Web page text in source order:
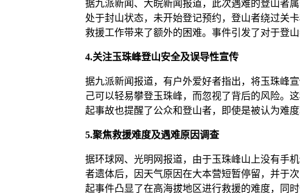
据九派新闻、大皖新闻报道，此次遇难的登山者
处于封山状态，未开始登记预约，登山者绕过关
救援工作带来了额外的困难。事件引发了对于登
4.关注玉珠峰登山安全及误导性宣传
据九派新闻报道，有户外爱好者指出，将玉珠峰
己可以轻易攀登玉珠峰，而忽视了背后的风险。
起事故也提醒了公众和登山者，即使是被认为难
5.聚焦救援难度及遇难原因调查
据环球网、光明网报道，由于玉珠峰山上没有手
者遗体后，因天气原因在大本营短暂停留，并于
起事件凸显了在高海拔地区进行救援的难度，同